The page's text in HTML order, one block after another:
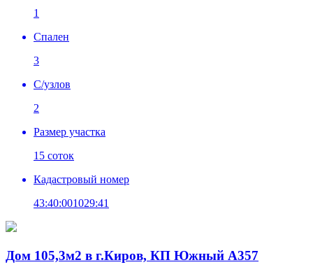
1
Спален
3
C/узлов
2
Размер участка
15 соток
Кадастровый номер
43:40:001029:41
Дом 105,3м2 в г.Киров, КП Южный А357